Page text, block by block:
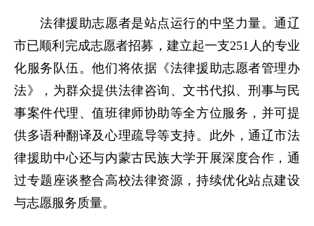
法律援助志愿者是站点运行的中坚力量。通辽
市已顺利完成志愿者招募，建立起一支251人的专业
化服务队伍。他们将依据《法律援助志愿者管理办
法》，为群众提供法律咨询、文书代拟、刑事与民
事案件代理、值班律师协助等全方位服务，并可提
供多语种翻译及心理疏导等支持。此外，通辽市法
律援助中心还与内蒙古民族大学开展深度合作，通
过专题座谈整合高校法律资源，持续优化站点建设
与志愿服务质量。